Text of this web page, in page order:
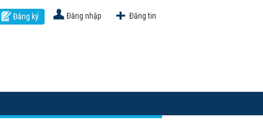
Đăng tin
Đăng nhập
Đăng ký